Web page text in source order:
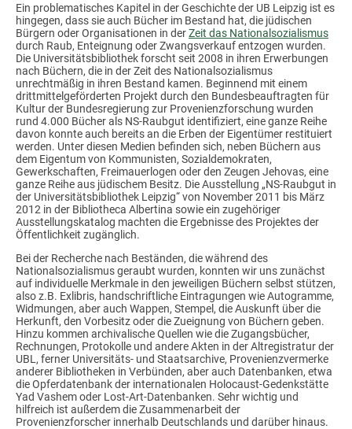
Ein problematisches Kapitel in der Geschichte der UB Leipzig ist es
hingegen, dass sie auch Bücher im Bestand hat, die jüdischen
Bürgern oder Organisationen in derZeit das Nationalsozialismus
durch Raub, Enteignung oder Zwangsverkauf entzogen wurden.
Die Universitätsbibliothek forscht seit 2008 in ihren Erwerbungen
nach Büchern, die in der Zeit des Nationalsozialismus
unrechtmäßig in ihren Bestand kamen. Beginnend mit einem
drittmittelgeförderten Projekt durch den Bundesbeauftragten für
Kultur der Bundesregierung zur Provenienzforschung wurden
rund 4.000 Bücher als NS-Raubgut identifiziert, eine ganze Reihe
davon konnte auch bereits an die Erben der Eigentümer restituiert
werden. Unter diesen Medien befinden sich, neben Büchern aus
dem Eigentum von Kommunisten, Sozialdemokraten,
Gewerkschaften, Freimauerlogen oder den Zeugen Jehovas, eine
ganze Reihe aus jüdischem Besitz. Die Ausstellung „NS-Raubgut in
der Universitätsbibliothek Leipzig“ von November 2011 bis März
2012 in der Bibliotheca Albertina sowie ein zugehöriger
Ausstellungskatalog machten die Ergebnisse des Projektes der
Öffentlichkeit zugänglich.
Bei der Recherche nach Beständen, die während des
Nationalsozialismus geraubt wurden, konnten wir uns zunächst
auf individuelle Merkmale in den jeweiligen Büchern selbst stützen,
also z.B. Exlibris, handschriftliche Eintragungen wie Autogramme,
Widmungen, aber auch Wappen, Stempel, die Auskunft über die
Herkunft, den Vorbesitz oder die Zueignung von Büchern geben.
Hinzu kommen archivalische Quellen wie die Zugangsbücher,
Rechnungen, Protokolle und andere Akten in der Altregistratur der
UBL, ferner Universitäts- und Staatsarchive, Provenienzvermerke
anderer Bibliotheken in Verbünden, aber auch Datenbanken, etwa
die Opferdatenbank der internationalen Holocaust-Gedenkstätte
Yad Vashem oder Lost-Art-Datenbanken. Sehr wichtig und
hilfreich ist außerdem die Zusammenarbeit der
Provenienzforscher innerhalb Deutschlands und darüber hinaus.